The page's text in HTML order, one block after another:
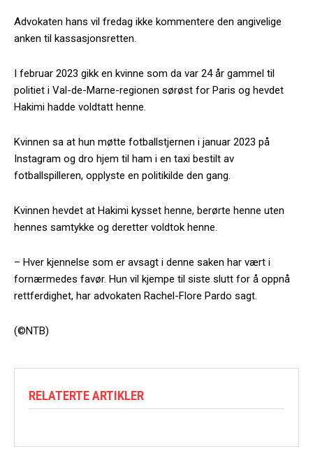
Advokaten hans vil fredag ikke kommentere den angivelige
anken til kassasjonsretten.
I februar 2023 gikk en kvinne som da var 24 år gammel til
politiet i Val-de-Marne-regionen sørøst for Paris og hevdet
Hakimi hadde voldtatt henne.
Kvinnen sa at hun møtte fotballstjernen i januar 2023 på
Instagram og dro hjem til ham i en taxi bestilt av
fotballspilleren, opplyste en politikilde den gang.
Kvinnen hevdet at Hakimi kysset henne, berørte henne uten
hennes samtykke og deretter voldtok henne.
– Hver kjennelse som er avsagt i denne saken har vært i
fornærmedes favør. Hun vil kjempe til siste slutt for å oppnå
rettferdighet, har advokaten Rachel-Flore Pardo sagt.
(©NTB)
RELATERTE ARTIKLER